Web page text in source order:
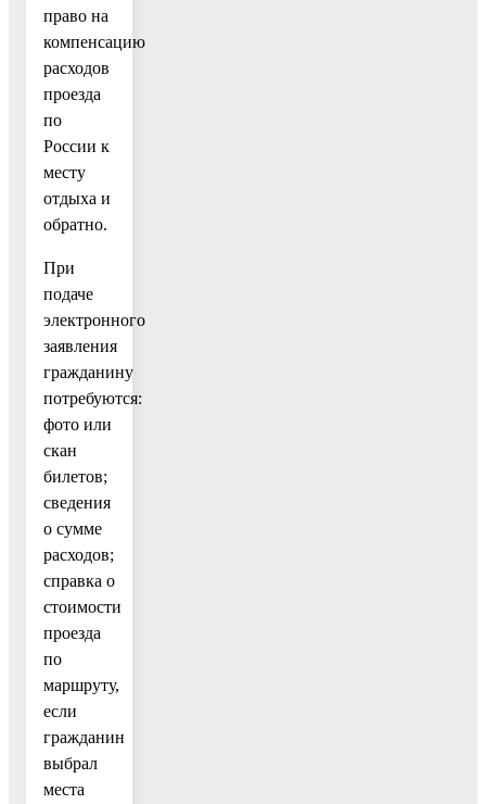
право на
компенсацию
расходов
проезда
по
России к
месту
отдыха и
обратно.
При
подаче
электронного
заявления
гражданину
потребуются:
фото или
скан
билетов;
сведения
о сумме
расходов;
справка о
стоимости
проезда
по
маршруту,
если
гражданин
выбрал
места